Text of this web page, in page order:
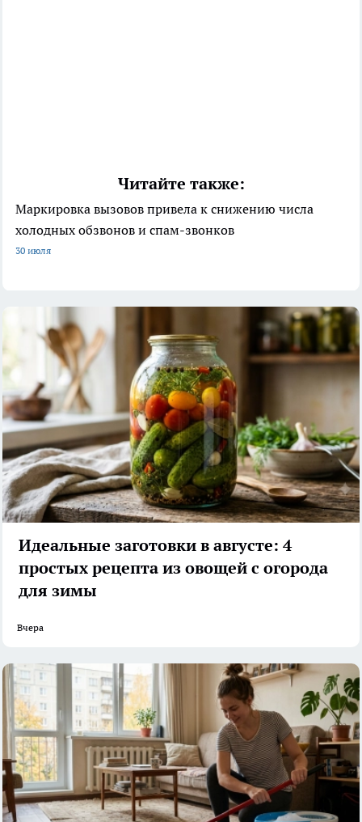
Читайте также:
Маркировка вызовов привела к снижению числа
холодных обзвонов и спам-звонков
30 июля
Идеальные заготовки в августе: 4
простых рецепта из овощей с огорода
для зимы
Вчера